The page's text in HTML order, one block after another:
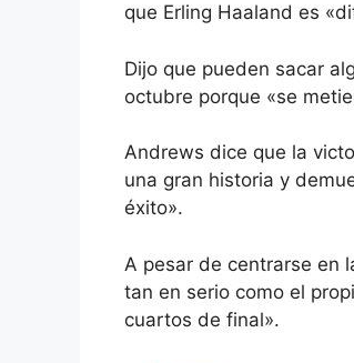
que Erling Haaland es
Dijo que pueden sacar
octubre porque «se
Andrews dice que la
una gran historia y
éxito».
A pesar de centrarse en
tan en serio como el
cuartos de final».